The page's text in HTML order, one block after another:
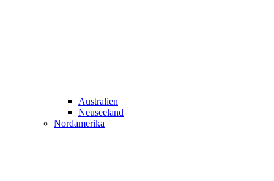
Australien
Neuseeland
Nordamerika